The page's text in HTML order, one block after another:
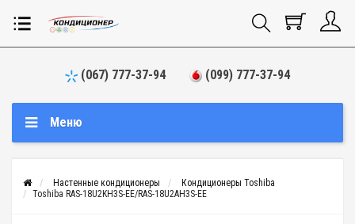
(067) 777-37-94 (099) 777-37-94
Меню
Настенные кондиционеры
Кондиционеры Toshiba
Toshiba RAS-18U2KH3S-EE/RAS-18U2AH3S-EE